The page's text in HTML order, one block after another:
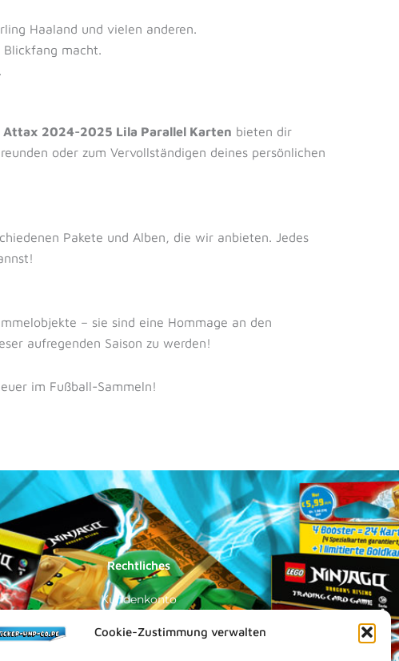
Cookie-Zustimmung verwalten
Haaland und vielen anderen.
macht.
Attax 2024-2025 Lila Parallel Karten bieten dir
oder zum Vervollständigen deines persönlichen
Pakete und Alben, die wir anbieten. Jedes
– sie sind eine Hommage an den
aufregenden Saison zu werden!
im Fußball-Sammeln!
Rechtliches
Kundenkonto
Impressum